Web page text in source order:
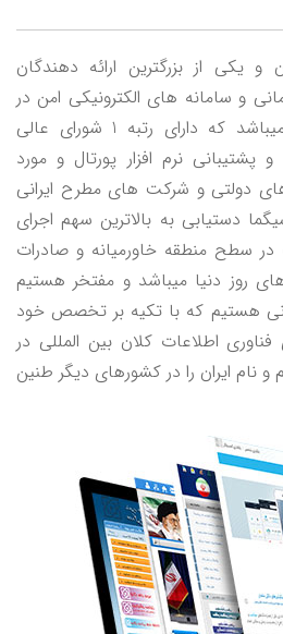
یکی از بزرگترین ارائه دهندگان
و سامانه های الکترونیکی امن در
ساله میباشد که دارای رتبه 1 شورای عالی
و پشتیبانی نرم افزار پورتال و مورد
دولتی و شرکت های مطرح ایرانی
دستیابی به بالاترین سهم اجرای
در سطح منطقه خاورمیانه و صادرات
روز دنیا میباشد و مفتخر هستیم
هستیم که با تکیه بر تخصص خود
اطلاعات کلان بین المللی در
نام ایران را در کشورهای دیگر طنین